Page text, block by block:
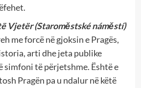
Vjetër (Staroměstské náměstí)
me forcë në gjoksin e Pragës,
arti dhe jeta publike
simfoni të përjetshme. Është e
Pragën pa u ndalur në këtë